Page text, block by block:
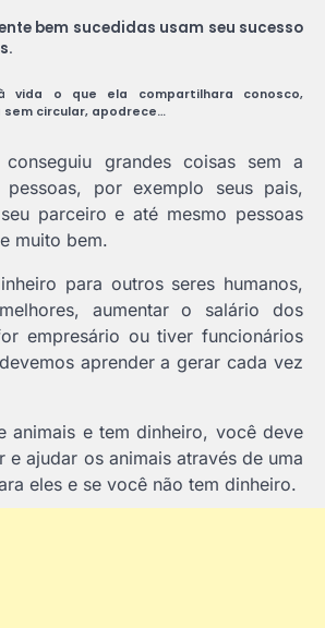
bem sucedidas usam seu sucesso
vida o que ela compartilhara conosco,
sem circular, apodrece…
conseguiu grandes coisas sem a
por exemplo seus pais,
parceiro e até mesmo pessoas
muito bem.
para outros seres humanos,
aumentar o salário dos
empresário ou tiver funcionários
aprender a gerar cada vez
animais e tem dinheiro, você deve
e ajudar os animais através de uma
eles e se você não tem dinheiro.